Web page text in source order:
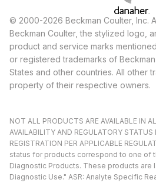
© 2000-2026 Beckman Coulter, Inc.
Beckman Coulter, the stylized logo,
product and service marks
or registered trademarks of
States and other countries. All other
property of their respective owners.
NOT ALL PRODUCTS ARE AVAILABLE IN
AVAILABILITY AND REGULATORY
REGISTRATION PER APPLICABLE
status for products correspond to one of
Diagnostic Products. These products are
Diagnostic Use." ASR: Analyte Specific